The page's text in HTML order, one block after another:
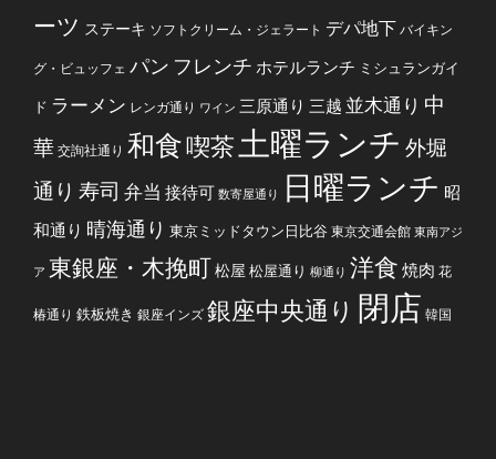
ーツ ステーキ ソフトクリーム・ジェラート デパ地下 バイキン
グ・ビュッフェ パン フレンチ ホテルランチ ミシュランガイ
ド ラーメン レンガ通り ワイン 三原通り 三越 並木通り 中
華 交詢社通り 和食喫茶 土曜ランチ 外堀
通り 寿司 弁当 接待可 数寄屋通り 日曜ランチ 昭
和通り 晴海通り 東京ミッドタウン日比谷 東京交通会館 東南アジ
ア 東銀座・木挽町松屋 松屋通り 柳通り 洋食 焼肉 花
椿通り 鉄板焼き 銀座インズ 銀座中央通り 閉店 韓国